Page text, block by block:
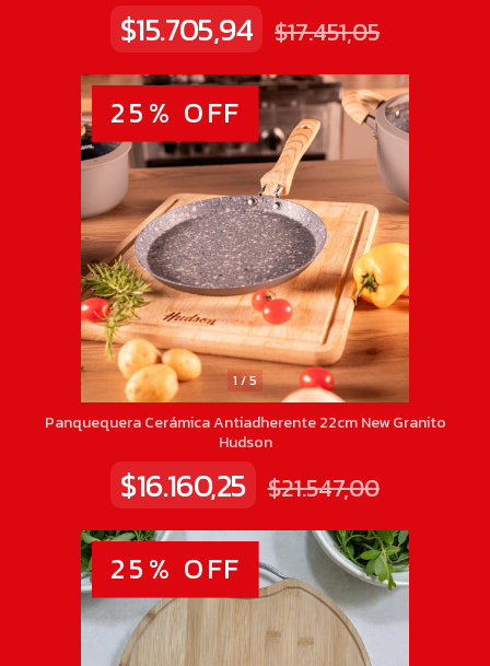
$15.705,94 $17.451,05
1 /5
25% OFF
Panquequera Cerámica Antiadherente 22cm New Granito
Hudson
$16.160,25 $21.547,00
25% OFF